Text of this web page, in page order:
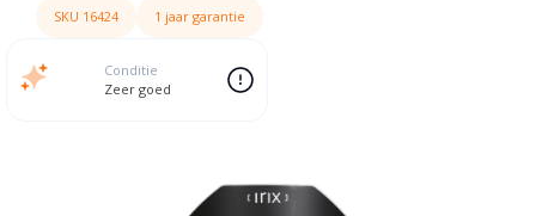
SKU 16424 1 jaar garantie
Conditie
Zeer goed